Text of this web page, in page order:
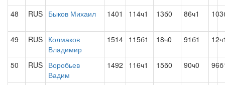
48 RUS Быков Михаил 1401 114ч1 13б0 86ч1
49 RUS Колмаков
Владимир
1514 115б1 18ч0 91б1
50 RUS Воробьев
Вадим
1492 116ч1 15б0 90ч0